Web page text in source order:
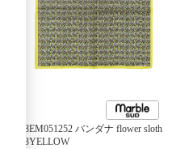
08EM051252 バンダナ flower sloth
23YELLOW